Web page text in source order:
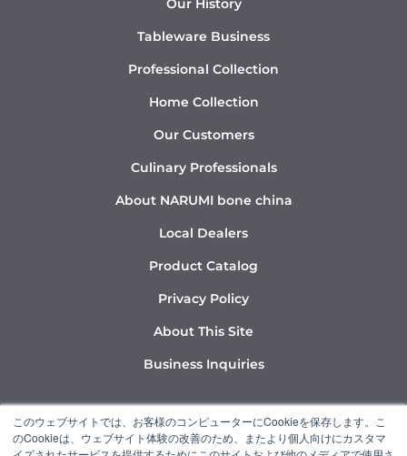
このウェブサイトでは、お客様のコンピューターにCookieを保存します。こ
のCookieは、ウェブサイト体験の改善のため、またより個人向けにカスタマ
Our History
Tableware Business
Professional Collection
Home Collection
Our Customers
Culinary Professionals
About NARUMI bone china
Local Dealers
Product Catalog
Privacy Policy
About This Site
Business Inquiries
Y
o
I
n
L
i